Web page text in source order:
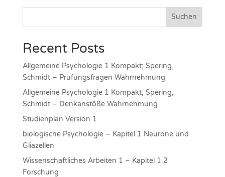
Suchen
Recent Posts
Allgemeine Psychologie 1 Kompakt; Spering,
Schmidt – Prüfungsfragen Wahrnehmung
Allgemeine Psychologie 1 Kompakt; Spering,
Schmidt – Denkanstöße Wahrnehmung
Studienplan Version 1
biologische Psychologie – Kapitel 1 Neurone und
Gliazellen
Wissenschaftliches Arbeiten 1 – Kapitel 1.2
Forschung